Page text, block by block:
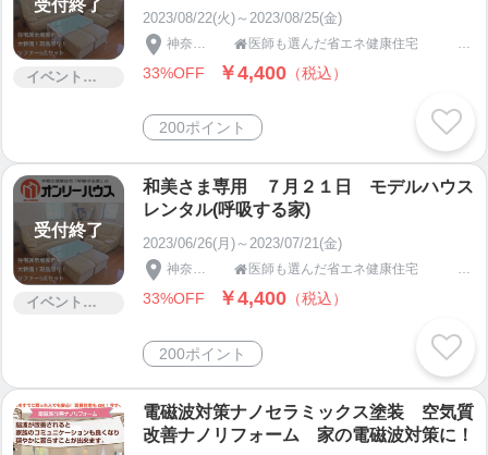
実験動画ﾍﾟｰｼﾞ
https://youtu.be/X6tY_gRrec0
私達現代人は、便利な電化製品に囲まれて快適に暮
らしています。
しかし、大量の電磁波を浴びている事が、人体に悪
影響をもたらしていると言われています。
その電磁波からは絶対に逃れる事は出来ませんが、
電磁波を改善し脳波を良くし
身体能力アップを図る事が可能となりました。
横浜市旭区上川井町686番地に 健康住宅展示場があ
ご自身で空気の良さを体験してみてください。
呼吸する家の室内の空気を感じて下さい。
受付終了
イベント・セミナー・交流会
2023/08/22(火)～2023/08/25(金)
神奈川県  医師も選んだ省エネ健康住宅 呼吸する家のオンリーハウス
33%OFF ￥4,400 （税込）
200ポイント
受付終了
イベント・セミナー・交流会
和美さま専用 ７月２１日 モデルハウス
レンタル(呼吸する家)
2023/06/26(月)～2023/07/21(金)
神奈川県  医師も選んだ省エネ健康住宅 呼吸する家のオンリーハウス
33%OFF ￥4,400 （税込）
200ポイント
電磁波対策ナノセラミックス塗装 空気質
改善ナノリフォーム 家の電磁波対策に！